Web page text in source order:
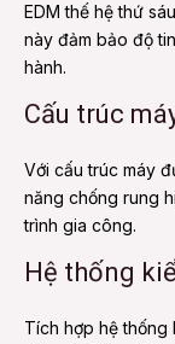
EDM thế hệ thứ
này đảm bảo độ
hành.
Cấu trúc
Với cấu trúc máy
năng chống rung
trình gia công.
Hệ thống
Tích hợp hệ thống